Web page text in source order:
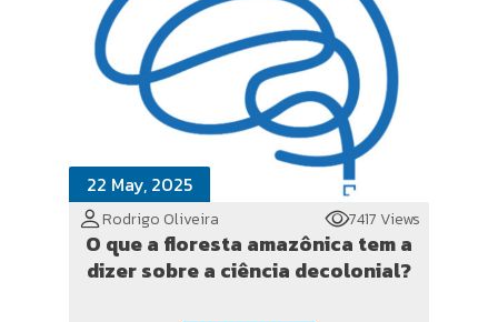
22 May, 2025
Rodrigo Oliveira 7417 Views
O que a floresta amazônica tem a
dizer sobre a ciência decolonial?